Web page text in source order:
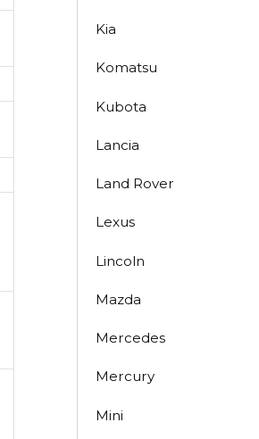
Kia
Komatsu
Kubota
Lancia
Land Rover
Lexus
Lincoln
Mazda
Mercedes
Mercury
Mini